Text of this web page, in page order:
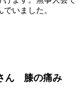
いました。
ん 膝の痛み